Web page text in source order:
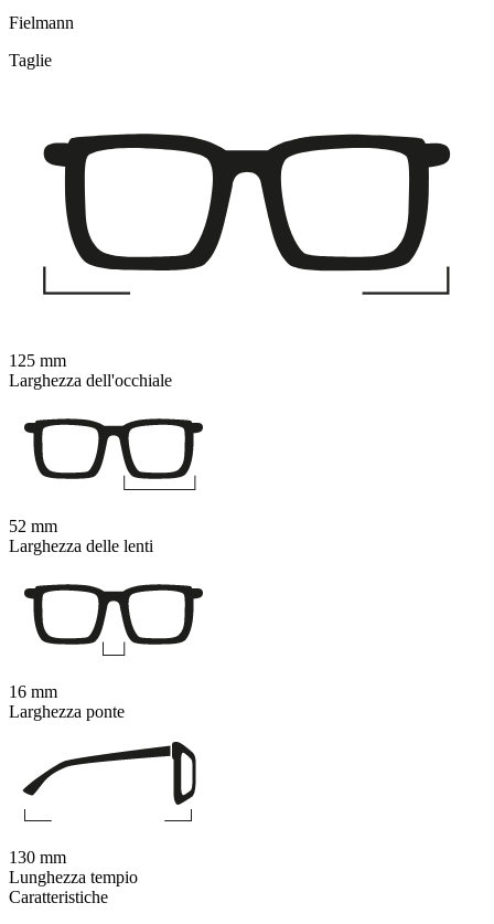
Fielmann
Caratteristiche
Taglie
125 mm
Larghezza dell'occhiale
52 mm
Larghezza delle lenti
16 mm
Larghezza ponte
130 mm
Lunghezza tempio